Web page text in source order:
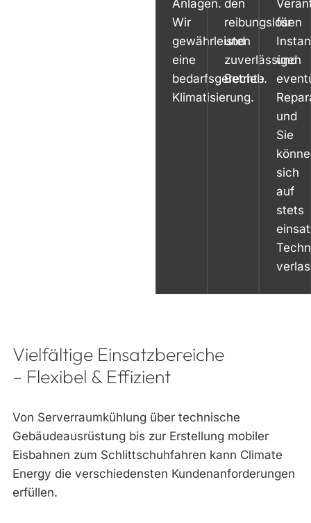
Anlagen.
Wir
gewährleisten
eine
bedarfsgerechte
Klimatisierung.
den
reibungslosen
und
zuverlässigen
Betrieb.
für
und
und
Sie
sich
auf
stets
Vielfältige Einsatzbereiche
– Flexibel & Effizient
Von Serverraumkühlung über technische
Gebäudeausrüstung bis zur Erstellung mobiler
Eisbahnen zum Schlittschuhfahren kann Climate
Energy die verschiedensten Kundenanforderungen
erfüllen.